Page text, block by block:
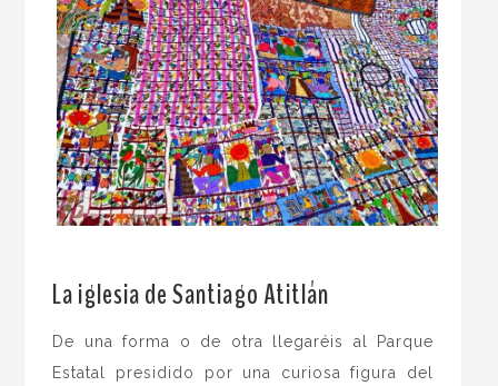
La iglesia de Santiago Atitlán
De una forma o de otra llegaréis al Parque
Estatal presidido por una curiosa figura del